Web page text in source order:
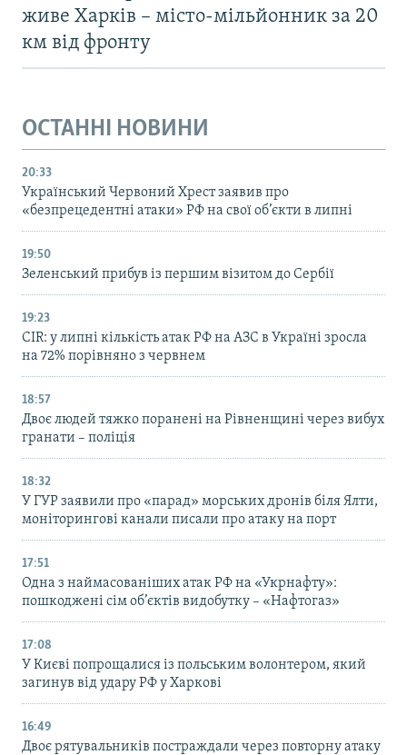
живе Харків – місто-мільйонник за 20
км від фронту
ОСТАННІ НОВИНИ
20:33
Український Червоний Хрест заявив про
«безпрецедентні атаки» РФ на свої об’єкти в липні
19:50
Зеленський прибув із першим візитом до Сербії
19:23
CIR: у липні кількість атак РФ на АЗС в Україні зросла
на 72% порівняно з червнем
18:57
Двоє людей тяжко поранені на Рівненщині через вибух
гранати – поліція
18:32
У ГУР заявили про «парад» морських дронів біля Ялти,
моніторингові канали писали про атаку на порт
17:51
Одна з наймасованіших атак РФ на «Укрнафту»:
пошкоджені сім об’єктів видобутку – «Нафтогаз»
17:08
У Києві попрощалися із польським волонтером, який
загинув від удару РФ у Харкові
16:49
Двоє рятувальників постраждали через повторну атаку